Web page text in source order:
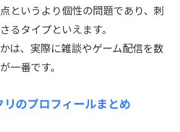
というより個性の問題であり、刺
るタイプといえます。
は、実際に雑談やゲーム配信を数
一番です。
リのプロフィールまとめ